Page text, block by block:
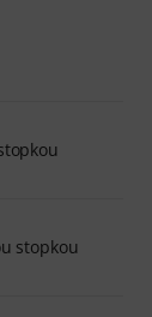
stopkou